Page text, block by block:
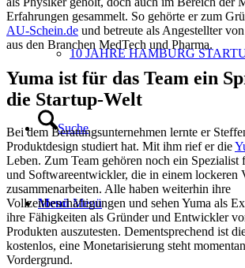
10 JAHRE HAMBURG
Suche
Menü Menü
Erfahrungen gesammelt. So gehörte er zum
AU-Schein.de und betreute als Angestellter
aus den Branchen MedTech und Pharma.
Yuma ist für das Team ein
die Startup-Welt
Bei dem Beratungsunternehmen lernte er
Produktdesign studiert hat. Mit ihm rief er die
Leben. Zum Team gehören noch ein
und Softwareentwickler, die in einem lockeren
zusammenarbeiten. Alle haben weiterhin ihre
Vollzeitbeschäftigungen und sehen Yuma als
ihre Fähigkeiten als Gründer und Entwickler
Produkten auszutesten. Dementsprechend ist
kostenlos, eine Monetarisierung steht
Vordergrund.